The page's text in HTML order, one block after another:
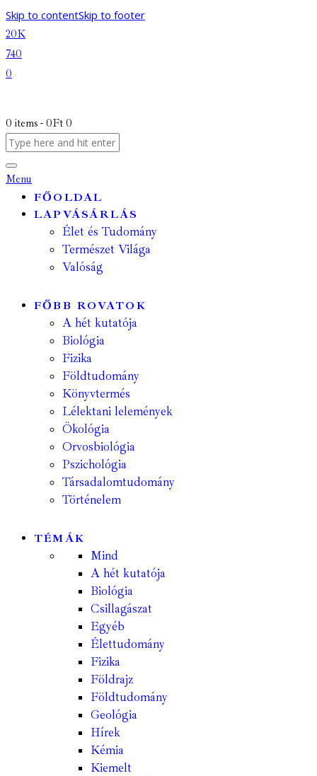
Skip to contentSkip to footer
20K
740
0
0 items - 0Ft 0
Menu
FŐOLDAL
LAPVÁSÁRLÁS
Élet és Tudomány
Természet Világa
Valóság
FŐBB ROVATOK
A hét kutatója
Biológia
Fizika
Földtudomány
Könyvtermés
Lélektani lelemények
Ökológia
Orvosbiológia
Pszichológia
Társadalomtudomány
Történelem
TÉMÁK
Mind
A hét kutatója
Biológia
Csillagászat
Egyéb
Élettudomány
Fizika
Földrajz
Földtudomány
Geológia
Hírek
Kémia
Kiemelt